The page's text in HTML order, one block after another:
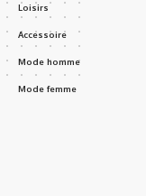
Loisirs
Accessoire
Mode homme
Mode femme